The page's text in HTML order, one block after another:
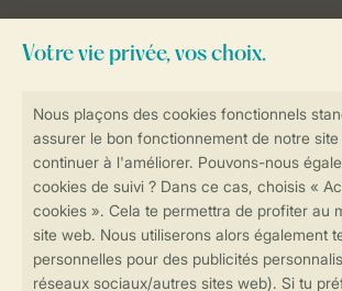
Réservations en ligne rapides et
Transmission sécurisée des données
contactez notreContact Center.